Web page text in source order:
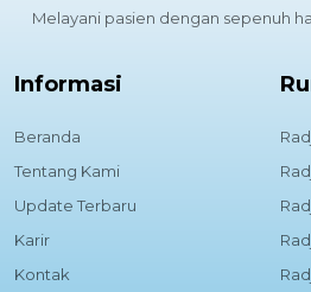
Melayani pasien dengan sepenuh
Informasi
Beranda
Tentang Kami
Update Terbaru
Karir
Kontak